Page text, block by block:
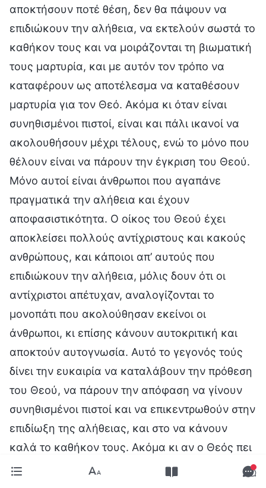
αποκτήσουν ποτέ θέση, δεν θα πάψουν να
επιδιώκουν την αλήθεια, να εκτελούν σωστά το
καθήκον τους και να μοιράζονται τη βιωματική
τους μαρτυρία, και με αυτόν τον τρόπο να
καταφέρουν ως αποτέλεσμα να καταθέσουν
μαρτυρία για τον Θεό. Ακόμα κι όταν είναι
συνηθισμένοι πιστοί, είναι και πάλι ικανοί να
ακολουθήσουν μέχρι τέλους, ενώ το μόνο που
θέλουν είναι να πάρουν την έγκριση του Θεού.
Μόνο αυτοί είναι άνθρωποι που αγαπάνε
πραγματικά την αλήθεια και έχουν
αποφασιστικότητα. Ο οίκος του Θεού έχει
αποκλείσει πολλούς αντίχριστους και κακούς
ανθρώπους, και κάποιοι απ’ αυτούς που
επιδιώκουν την αλήθεια, μόλις δουν ότι οι
αντίχριστοι απέτυχαν, αναλογίζονται το
μονοπάτι που ακολούθησαν εκείνοι οι
άνθρωποι, κι επίσης κάνουν αυτοκριτική και
αποκτούν αυτογνωσία. Αυτό το γεγονός τούς
δίνει την ευκαιρία να καταλάβουν την πρόθεση
του Θεού, να πάρουν την απόφαση να γίνουν
συνηθισμένοι πιστοί και να επικεντρωθούν στην
επιδίωξη της αλήθειας, και στο να κάνουν
καλά το καθήκον τους. Ακόμα κι αν ο Θεός πει
ότι είναι απλοί πάροχοι υπηρεσιών ή τιποτένιοι,